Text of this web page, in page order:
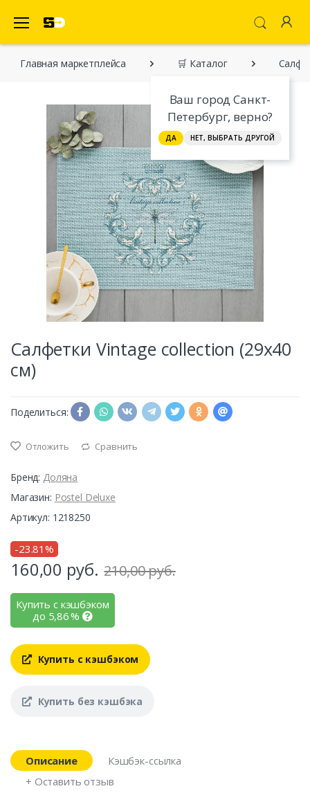
Ваш город Санкт-
Петербург, верно?
ДА НЕТ, ВЫБРАТЬ ДРУГОЙ
Главная марĸетплейса 🛒 Каталог
Салфетки Vintage collection (29х40
см)
Поделиться:
Отложить Сравнить
Бренд: Доляна
Магазин: Postel Deluxe
Артикул: 1218250
-23.81%
160,00 руб. 210,00 руб.
Купить с кэшбэком
до 5,86%
Купить с кэшбэком
Купить без кэшбэка
Описание
Кэшбэк-ссылка
+ Оставить отзыв